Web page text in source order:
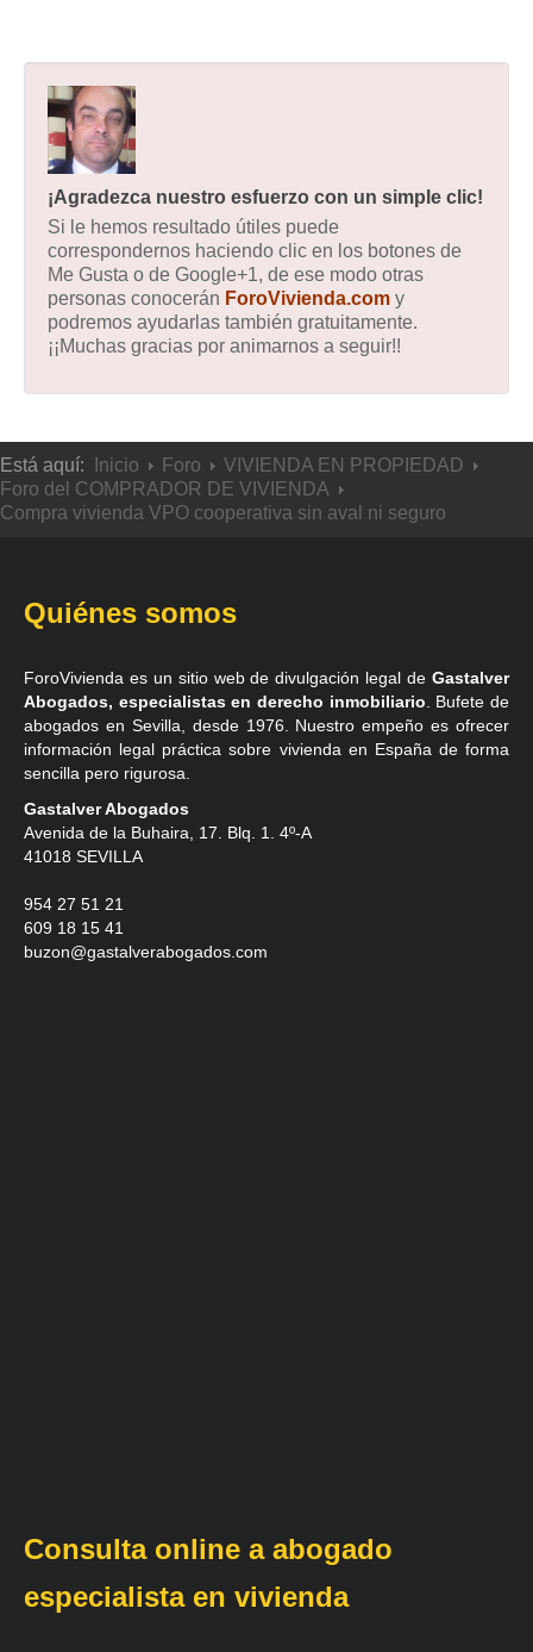
¡Agradezca nuestro esfuerzo con un simple clic!
Si le hemos resultado útiles puede
correspondernos haciendo clic en los botones de
Me Gusta o de Google+1, de ese modo otras
personas conocerán ForoVivienda.com y
podremos ayudarlas también gratuitamente.
¡¡Muchas gracias por animarnos a seguir!!
Está aquí: Inicio Foro
VIVIENDA EN PROPIEDAD
Foro del COMPRADOR DE VIVIENDA
Compra vivienda VPO cooperativa sin aval ni seguro
Quiénes somos
ForoVivienda es un sitio web de divulgación legal de Gastalver
Abogados, especialistas en derecho inmobiliario . Bufete de
abogados en Sevilla , desde 1976. Nuestro empeño es ofrecer
información legal práctica sobre vivienda en España de forma
sencilla pero rigurosa.
Gastalver Abogados
Avenida de la Buhaira, 17. Blq. 1. 4º-A
41018 SEVILLA
954 27 51 21
609 18 15 41
buzon@gastalverabogados.com
Consulta online a abogado
especialista en vivienda